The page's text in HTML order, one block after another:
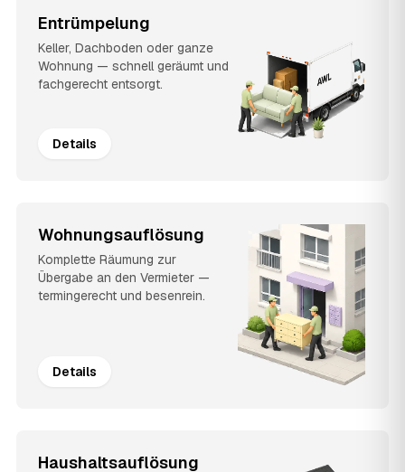
Entrümpelung
Keller, Dachboden oder ganze
Wohnung — schnell geräumt und
fachgerecht entsorgt.
Details
Wohnungsauflösung
Komplette Räumung zur
Übergabe an den Vermieter —
termingerecht und besenrein.
Details
Haushaltsauflösung